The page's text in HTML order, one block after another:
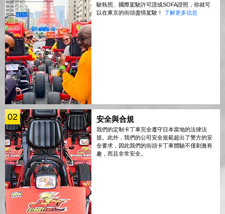
駛執照、國際駕駛許可證或SOFA證照，你就可
以在東京的街頭盡情駕駛！ 了解更多信息
02 安全與合規
我們的定制卡丁車完全遵守日本當地的法律法
規。此外，我們的公司安全規範超出了警方的安
全要求，因此我們的街頭卡丁車體驗不僅刺激有
趣，而且非常安全。